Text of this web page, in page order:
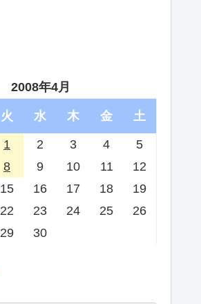
2008年4月
火 水 木 金 土
1 2 3 4
5
8 9 10 11
12
15 16 17 18
19
22 23 24 25
26
29 30